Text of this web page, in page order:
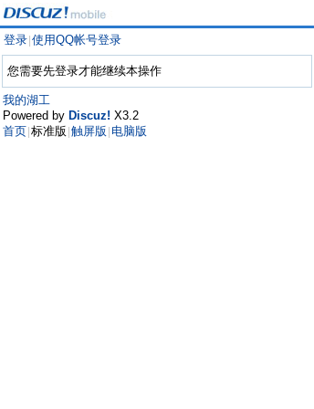
登录 使用QQ帐号登录
您需要先登录才能继续本操作
我的湖工
Powered by Discuz! X3.2
首页 标准版 触屏版 电脑版